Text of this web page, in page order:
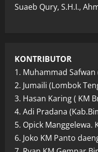
Suaeb Qury, S.H.I.,
KONTRIBUTOR
1. Muhammad
2. Jumaili (Lombok
3. Hasan Karing ( KM
4. Adi Pradana
5. Opick Manggelewa.
6. Joko KM Panto